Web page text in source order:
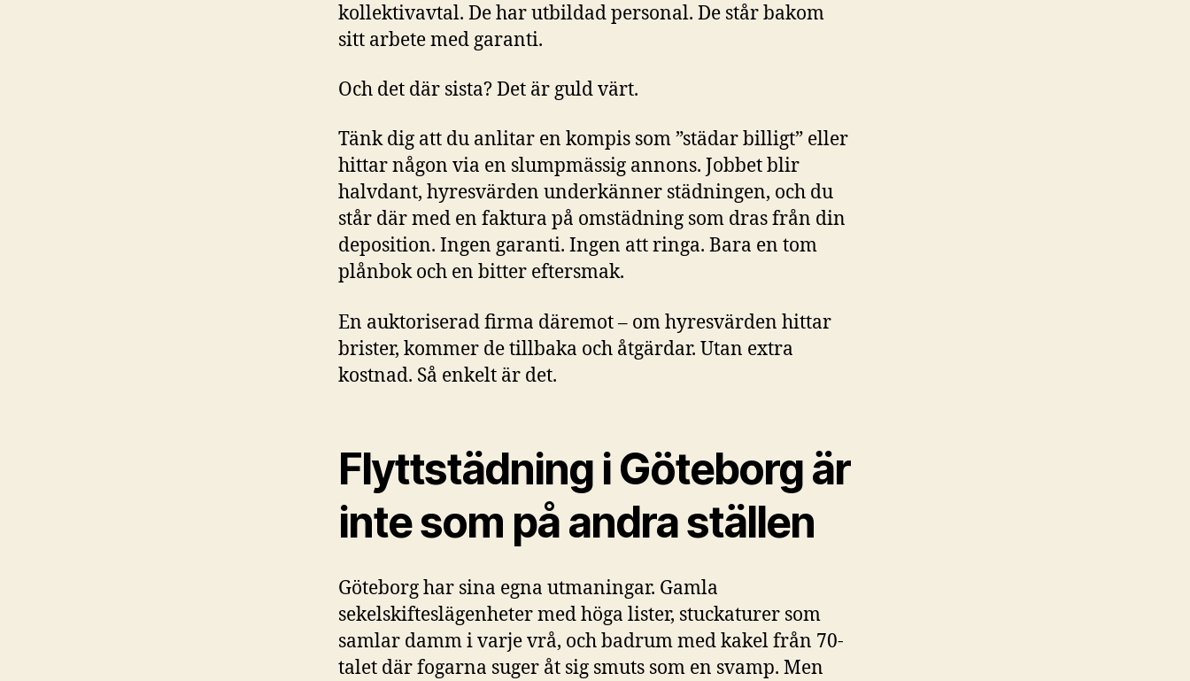
kollektivavtal. De har utbildad personal. De står bakom
sitt arbete med garanti.
Och det där sista? Det är guld värt.
Tänk dig att du anlitar en kompis som ”städar billigt” eller
hittar någon via en slumpmässig annons. Jobbet blir
halvdant, hyresvärden underkänner städningen, och du
står där med en faktura på omstädning som dras från din
deposition. Ingen garanti. Ingen att ringa. Bara en tom
plånbok och en bitter eftersmak.
En auktoriserad firma däremot – om hyresvärden hittar
brister, kommer de tillbaka och åtgärdar. Utan extra
kostnad. Så enkelt är det.
Flyttstädning i Göteborg är
inte som på andra ställen
Göteborg har sina egna utmaningar. Gamla
sekelskifteslägenheter med höga lister, stuckaturer som
samlar damm i varje vrå, och badrum med kakel från 70-
talet där fogarna suger åt sig smuts som en svamp. Men